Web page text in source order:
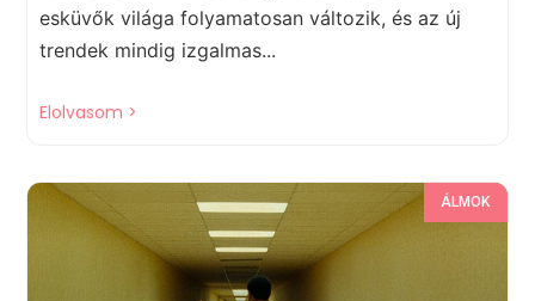
esküvők világa folyamatosan változik, és az új
trendek mindig izgalmas...
Elolvasom >
ÁLMOK